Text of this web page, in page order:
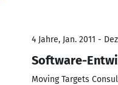
4 Jahre, Jan. 2011 -
Software-
Moving Targets